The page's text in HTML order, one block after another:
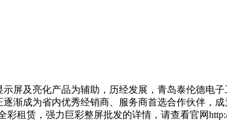
屏及亮化产品为辅助，历经发展，青岛泰伦德电
渐成为省内优秀经销商、服务商首选合作伙伴，
租赁，强力巨彩整屏批发的详情，请查看官网http://